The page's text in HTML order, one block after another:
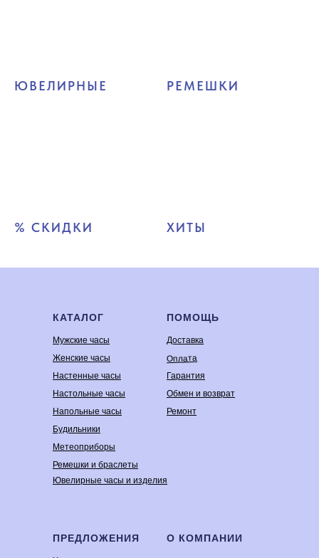
ЮВЕЛИРНЫЕ РЕМЕШКИ
% СКИДКИ ХИТЫ
КАТАЛОГ
Мужские часы
Женские часы
Настенные часы
Настольные часы
Напольные часы
Будильники
Метеоприборы
Ремешки и браслеты
Ювелирные часы и изделия
ПРЕДЛОЖЕНИЯ
ПОМОЩЬ
Доставка
Оплата
Гарантия
Обмен и возврат
Ремонт
О КОМПАНИИ